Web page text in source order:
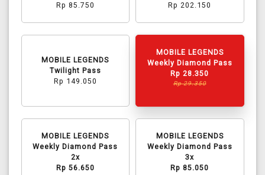
Rp 85.750
Rp 202.150
MOBILE LEGENDS
Twilight Pass
Rp 149.050
MOBILE LEGENDS
Weekly Diamond Pass
Rp 28.350
Rp 29.350
MOBILE LEGENDS
Weekly Diamond Pass
2x
Rp 56.650
MOBILE LEGENDS
Weekly Diamond Pass
3x
Rp 85.050